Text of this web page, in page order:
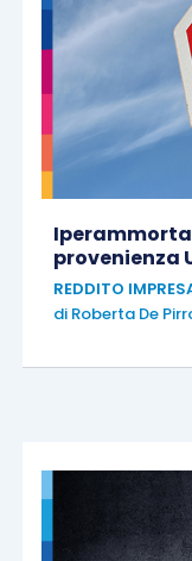
provenienza
REDDITO
di Roberta De